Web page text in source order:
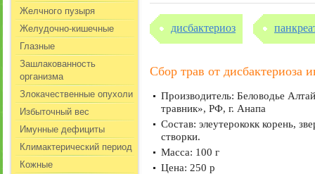
Желчного пузыря
Желудочно-кишечные
Глазные
Зашлакованность
организма
Злокачественные опухоли
Избыточный вес
Имунные дефициты
Климактерический период
Кожные
дисбактериоз
Сбор трав от дисбактериоза
Производитель: Беловодье
травник», РФ, г. Анапа
Состав: элеутерококк корень,
створки.
Масса: 100 г
Цена: 250 р